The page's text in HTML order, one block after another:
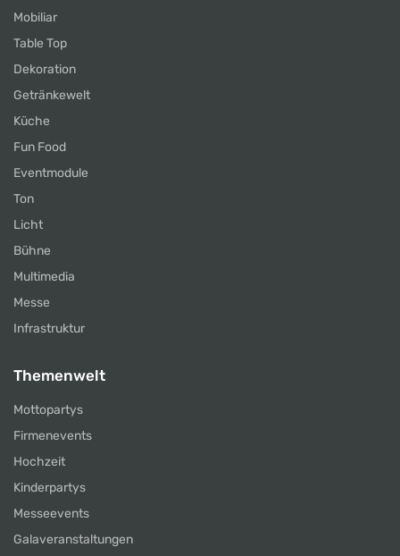
Mobiliar
Table Top
Dekoration
Getränkewelt
Küche
Fun Food
Eventmodule
Ton
Licht
Bühne
Multimedia
Messe
Infrastruktur
Themenwelt
Mottopartys
Firmenevents
Hochzeit
Kinderpartys
Messeevents
Galaveranstaltungen